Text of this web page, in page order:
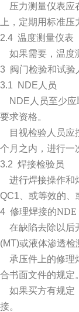
压力测量仪表应
上，定期用标准
2.4 温度测量仪表
如果需要，温度
3 阀门检验和试验
3.1
NDE 人员
NDE 人员至少
要求资格。
目视检验人员应
个月之内，进行一
3.2 焊接检验员
进行焊接操作和
QC1 、或等效的
4 修理焊接的NDE
在缺陷去除以后
(MT)或液体渗透检
承压件上的修理
合书面文件的规定。
如果买方有规定
接。